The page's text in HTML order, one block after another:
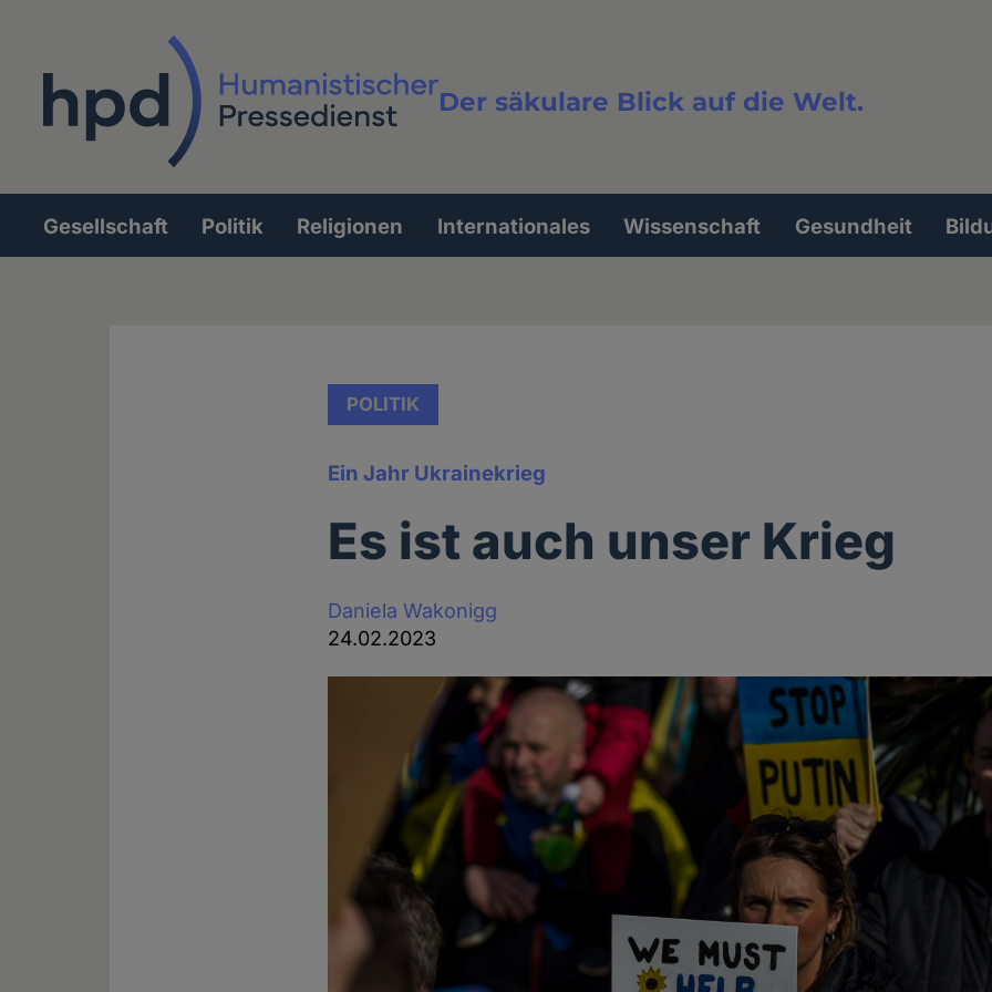
Der säkulare Blick auf die Welt.
Volltextsuche
Hauptnavigation
Gesellschaft Politik Religionen Internationales Wissenschaft Gesundheit
POLITIK
Ein Jahr Ukrainekrieg
Es ist auch unser Krieg
Daniela Wakonigg
24.02.2023